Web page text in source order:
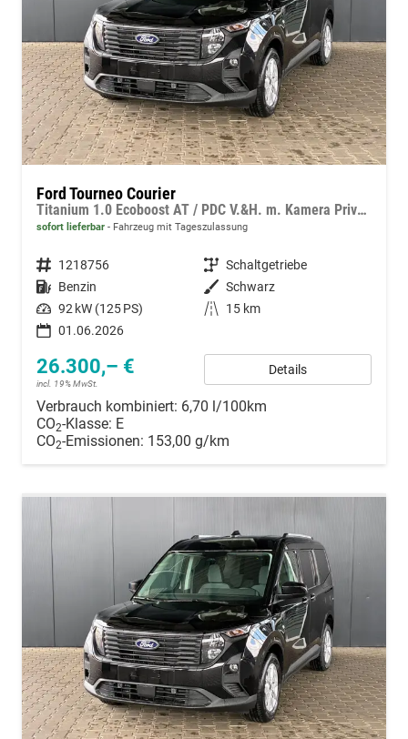
Ford Tourneo Courier
Titanium 1.0 Ecoboost AT / PDC V.&H. m. Kamera Privacy 5-Jahre Garantie Alu 16"
sofort lieferbar Fahrzeug mit Tageszulassung
Fahrzeugnummer 1218756 Getriebe Schaltgetriebe
Kraftstoff Benzin Außenfarbe Schwarz
Leistung 92 kW (125 PS) Kilometerstand
15 km
01.06.2026
26.300,– €
incl. 19% MwSt.
Details
Verbrauch kombiniert: 6,70 l/100km
CO2-Klasse: E
CO2-Emissionen: 153,00 g/km